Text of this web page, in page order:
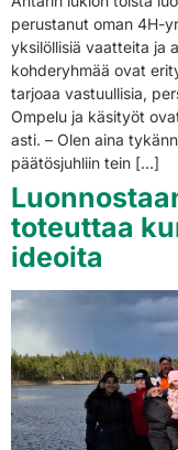
perustanut oman 4H-
yksilöllisiä vaatteita ja
kohderyhmää ovat
tarjoaa vastuullisia,
Ompelu ja käsityöt
asti. – Olen aina
päätösjuhliin tein […]
toteuttaa
ideoita